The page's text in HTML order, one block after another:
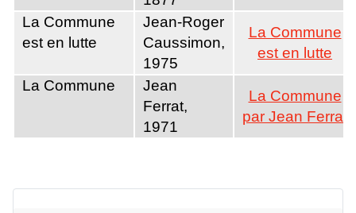
La Commune
est en lutte
Jean-Roger
Caussimon,
1975
La Commune
est en lutte
La Commune
Jean
Ferrat,
1971
La Commune
par Jean Ferrat